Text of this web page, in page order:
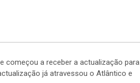
começou a receber a actualização para
já atravessou o Atlântico e